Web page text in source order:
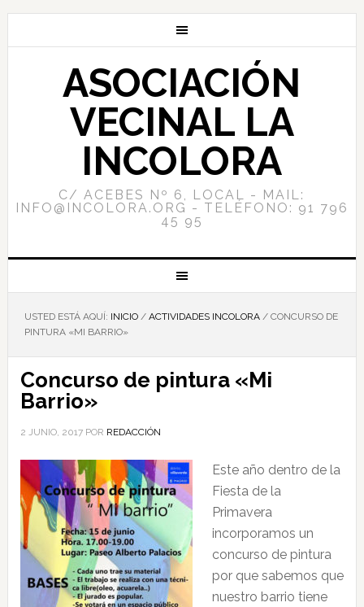
ASOCIACIÓN
VECINAL LA
INCOLORA
C/ ACEBES Nº 6, LOCAL - MAIL:
INFO@INCOLORA.ORG - TELÉFONO: 91 796
45 95
USTED ESTÁ AQUÍ: INICIO / ACTIVIDADES INCOLORA /CONCURSO DE
PINTURA «MI BARRIO»
Concurso de pintura «Mi
Barrio»
2 JUNIO, 2017POR REDACCIÓN
Este año dentro de la
Fiesta de la
Primavera
incorporamos un
concurso de pintura
por que sabemos que
nuestro barrio tiene